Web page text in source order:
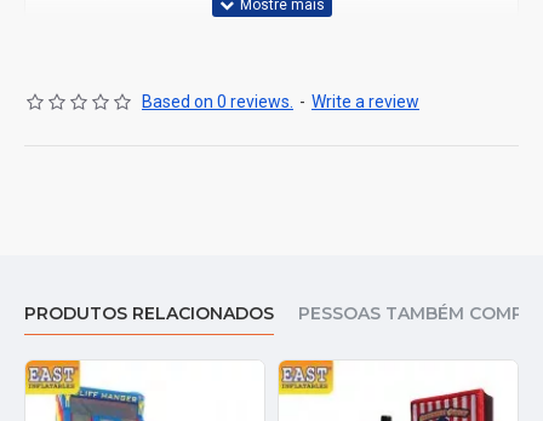
Based on 0 reviews. - Write a review
PRODUTOS RELACIONADOS PESSOAS TAMBÉM